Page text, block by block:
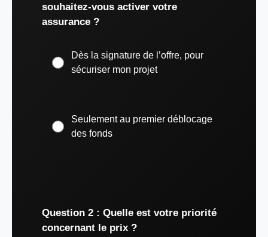
souhaitez-vous activer votre
assurance ?
Dès la signature de l’offre, pour
sécuriser mon projet
Seulement au premier déblocage
des fonds
Question 2 : Quelle est votre priorité
concernant le prix ?